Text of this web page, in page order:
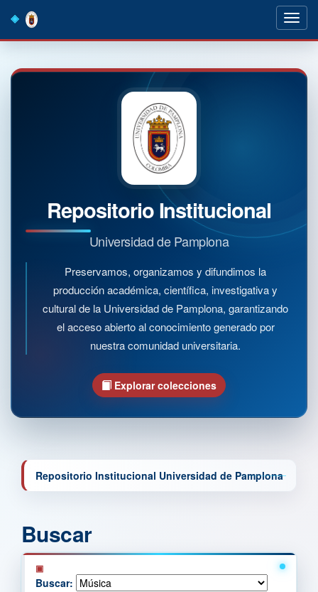
navigation
Repositorio Institucional
Universidad de Pamplona
Preservamos, organizamos y difundimos la
producción académica, científica, investigativa y
cultural de la Universidad de Pamplona, garantizando
el acceso abierto al conocimiento generado por
nuestra comunidad universitaria.
Explorar colecciones
Repositorio Institucional Universidad de Pamplona
Buscar
Buscar: